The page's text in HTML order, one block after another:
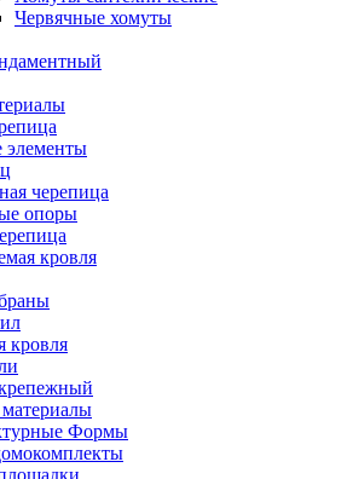
Червячные хомуты
элементы
черепица
опоры
кровля
кровля
Формы